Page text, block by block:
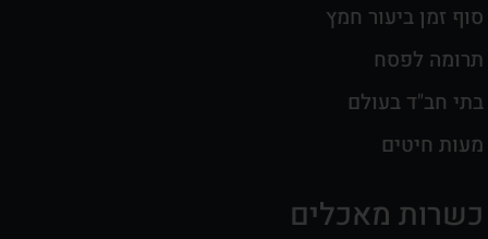
סוף זמן ביעור חמץ
תרומה לפסח
בתי חב"ד בעולם
מעות חיטים
כשרות מאכלים